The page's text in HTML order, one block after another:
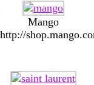
Mango
http://